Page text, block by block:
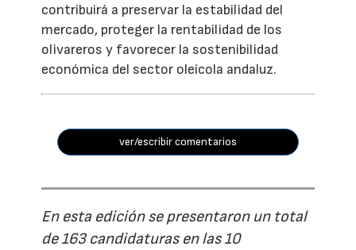
contribuirá a preservar la estabilidad del
mercado, proteger la rentabilidad de los
olivareros y favorecer la sostenibilidad
económica del sector oleícola andaluz.
ver/escribir comentarios
En esta edición se presentaron un total
de 163 candidaturas en las 10